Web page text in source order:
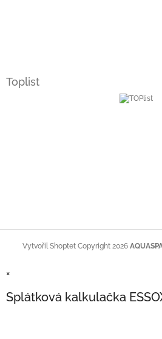
Toplist
Vytvořil Shoptet Copyright 2026
×
Splátková kalkulačka